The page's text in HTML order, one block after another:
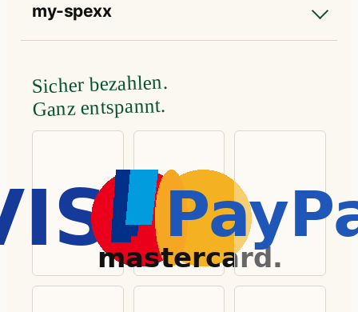
my-spexx
Sicher bezahlen.
Ganz entspannt.